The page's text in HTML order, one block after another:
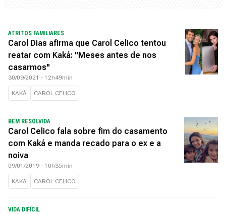
ATRITOS FAMILIARES
Carol Dias afirma que Carol Celico tentou
reatar com Kaká: "Meses antes de nos
casarmos"
30/09/2021 - 12h49min
KAKÁ CAROL CELICO
BEM RESOLVIDA
Carol Celico fala sobre fim do casamento
com Kaká e manda recado para o ex e a
noiva
09/01/2019 - 10h35min
KAKA CAROL CELICO
VIDA DIFÍCIL